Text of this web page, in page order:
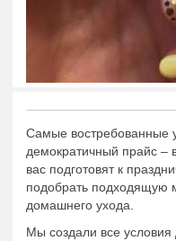
Самые востребованные
демократичный прайс –
вас подготовят к
подобрать подходящую
домашнего ухода.
Мы создали все